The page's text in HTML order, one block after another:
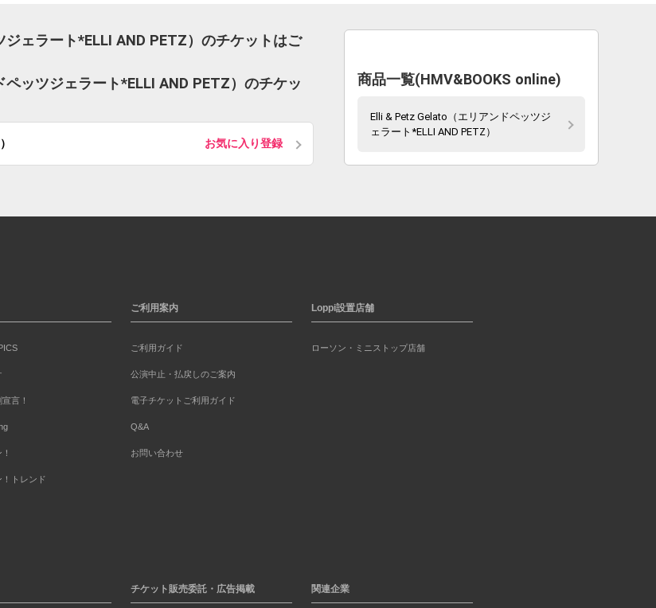
ェラート*ELLI AND PETZ）のチケットはご
ッツジェラート*ELLI AND PETZ）のチケッ
お気に入り登録
商品一覧(HMV&BOOKS online)
Elli & Petz Gelato（エリアンドペッツジ
ェラート*ELLI AND PETZ）
言！
！トレンド
ご利用案内
ご利用ガイド
公演中止・払戻しのご案内
電子チケットご利用ガイド
Q&A
お問い合わせ
Loppi設置店舗
ローソン・ミニストップ店舗
チケット販売委託・広告掲載 関連企業